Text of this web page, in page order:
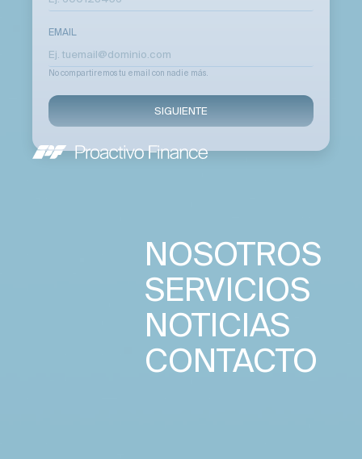
EMAIL
No compartiremos tu email con nadie más.
SIGUIENTE
NOSOTROS
SERVICIOS
NOTICIAS
CONTACTO